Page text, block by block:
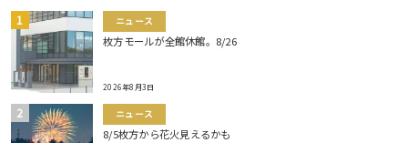
ニュース
枚方モールが全館休館。8/26
2026年8月3日
ニュース
8/5枚方から花火見えるかも